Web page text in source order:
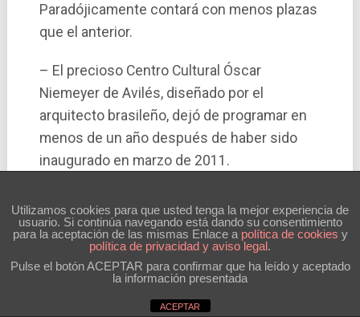
Paradójicamente contará con menos plazas
que el anterior.
– El precioso Centro Cultural Óscar
Niemeyer de Avilés, diseñado por el
arquitecto brasileño, dejó de programar en
menos de un año después de haber sido
inaugurado en marzo de 2011.
Utilizamos cookies para que usted tenga la mejor experiencia de
usuario. Si continúa navegando está dando su consentimiento
para la aceptación de las mismas Enlace a polí­tica de cookies y
política de privacidad y aviso legal.
Pulse el botón ACEPTAR para confirmar que ha leído y aceptado
la información presentada
ACEPTAR